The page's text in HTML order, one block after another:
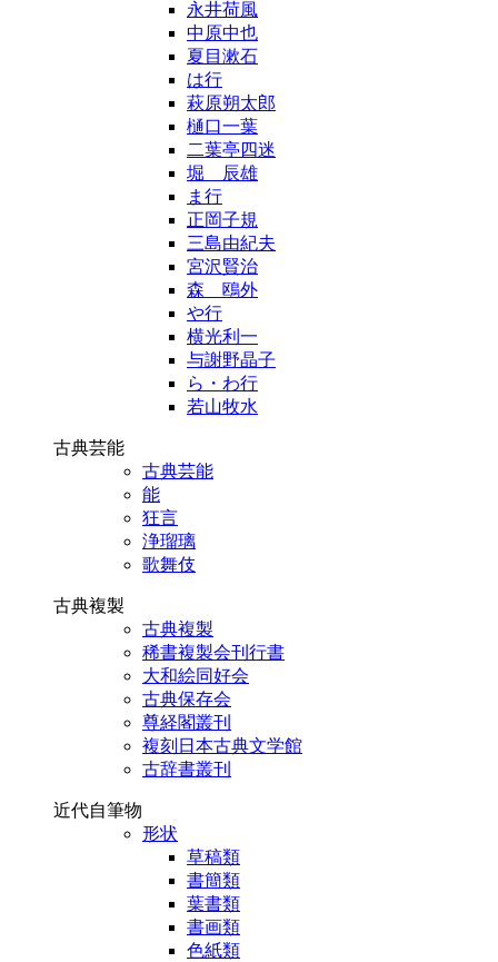
永井荷風
中原中也
夏目漱石
は行
萩原朔太郎
樋口一葉
二葉亭四迷
堀 辰雄
ま行
正岡子規
三島由紀夫
宮沢賢治
森 鴎外
や行
横光利一
与謝野晶子
ら・わ行
若山牧水
古典芸能
古典芸能
能
狂言
浄瑠璃
歌舞伎
古典複製
古典複製
稀書複製会刊行書
大和絵同好会
古典保存会
尊経閣叢刊
複刻日本古典文学館
古辞書叢刊
近代自筆物
形状
草稿類
書簡類
葉書類
書画類
色紙類